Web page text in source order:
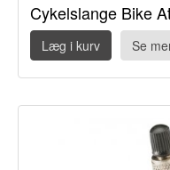
Cykelslange Bike
Læg i kurv Se